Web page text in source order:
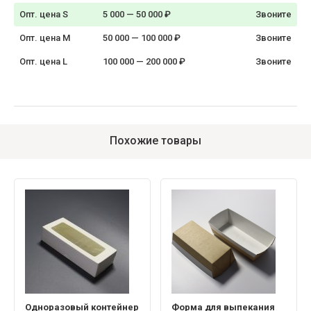
Опт. цена S 5 000 — 50 000 ₽ Звоните
Опт. цена M 50 000 — 100 000 ₽ Звоните
Опт. цена L 100 000 — 200 000 ₽ Звоните
Похожие товары
Одноразовый контейнер Форма для выпекания